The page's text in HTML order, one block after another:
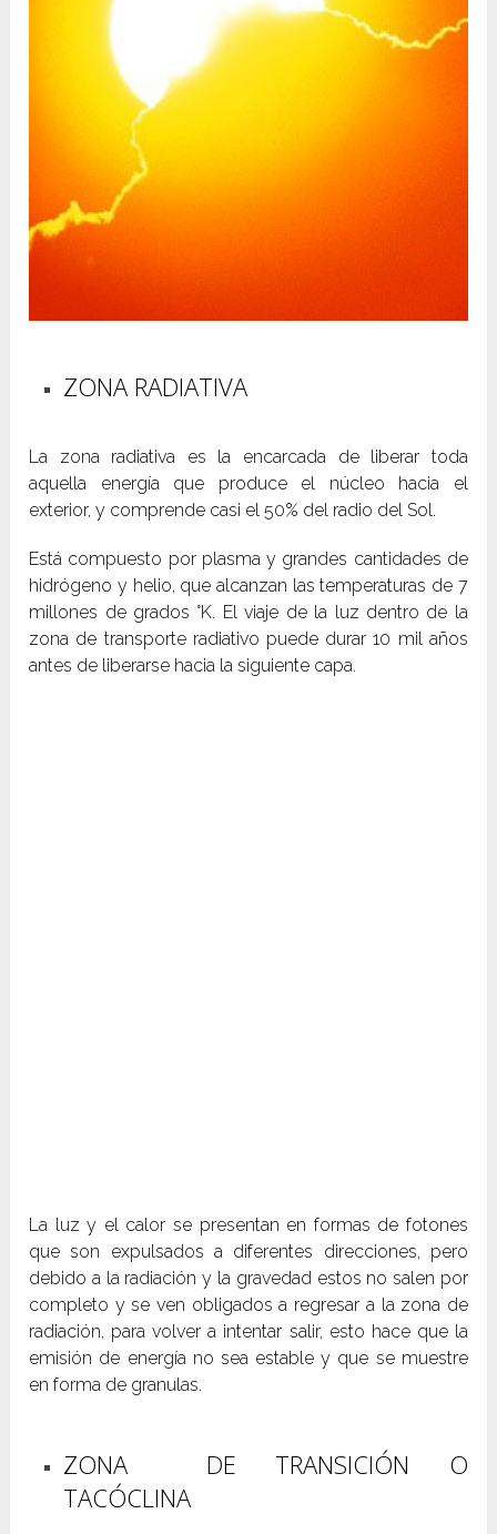
ZONA RADIATIVA
La zona radiativa es la encarcada de liberar toda
aquella energía que produce el núcleo hacia el
exterior, y comprende casi el 50% del radio del Sol.
Está compuesto por plasma y grandes cantidades de
hidrógeno y helio, que alcanzan las temperaturas de 7
millones de grados °K. El viaje de la luz dentro de la
zona de transporte radiativo puede durar 10 mil años
antes de liberarse hacia la siguiente capa.
La luz y el calor se presentan en formas de fotones
que son expulsados a diferentes direcciones, pero
debido a la radiación y la gravedad estos no salen por
completo y se ven obligados a regresar a la zona de
radiación, para volver a intentar salir, esto hace que la
emisión de energía no sea estable y que se muestre
en forma de granulas.
ZONA DE TRANSICIÓN O
TACÓCLINA